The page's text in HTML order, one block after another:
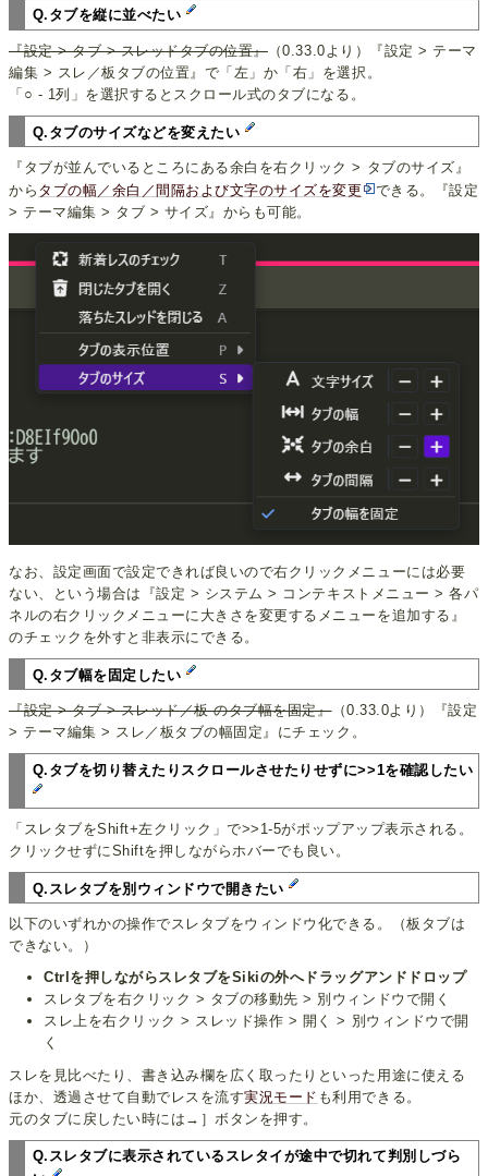
Q.タブを縦に並べたい
『設定 > タブ > スレッドタブの位置』（0.33.0より）『設定 > テーマ
編集 > スレ／板タブの位置』で「左」か「右」を選択。
「○ - 1列」を選択するとスクロール式のタブになる。
Q.タブのサイズなどを変えたい
『タブが並んでいるところにある余白を右クリック > タブのサイズ』
から タブの幅／余白／間隔および文字のサイズを変更
できる。『設定
> テーマ編集 > タブ > サイズ』からも可能。
なお、設定画面で設定できれば良いので右クリックメニューには必要
ない、という場合は『設定 > システム > コンテキストメニュー > 各パ
ネルの右クリックメニューに大きさを変更するメニューを追加する』
のチェックを外すと非表示にできる。
Q.タブ幅を固定したい
『設定 > タブ > スレッド／板 のタブ幅を固定』（0.33.0より）『設定
> テーマ編集 > スレ／板タブの幅固定』にチェック。
Q.タブを切り替えたりスクロールさせたりせずに>>1を確認したい
「スレタブをShift+左クリック」で>>1-5がポップアップ表示される。
クリックせずにShiftを押しながらホバーでも良い。
Q.スレタブを別ウィンドウで開きたい
以下のいずれかの操作でスレタブをウィンドウ化できる。（板タブは
できない。）
Ctrlを押しながらスレタブをSikiの外へドラッグアンドドロップ
スレタブを右クリック > タブの移動先 > 別ウィンドウで開く
スレ上を右クリック > スレッド操作 > 開く > 別ウィンドウで開
く
スレを見比べたり、書き込み欄を広く取ったりといった用途に使える
ほか、透過させて自動でレスを流す実況モード も利用できる。
元のタブに戻したい時には→］ボタンを押す。
Q.スレタブに表示されているスレタイが途中で切れて判別しづら